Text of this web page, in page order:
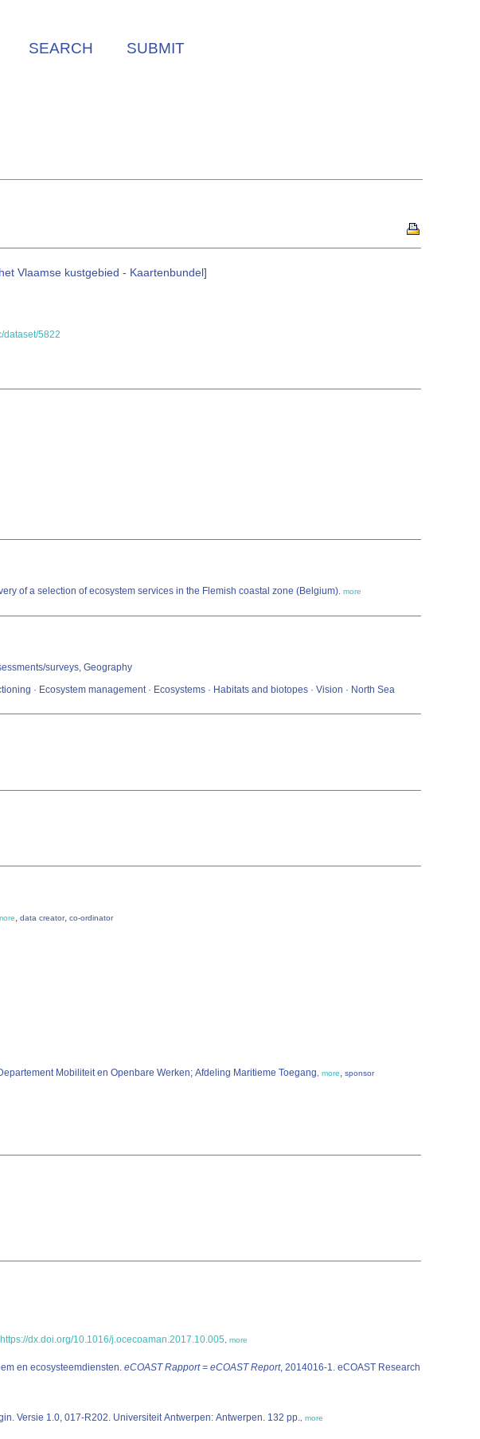
SEARCH SUBMIT
Vlaamse kustgebied - Kaartenbundel]
dataset/5822
of a selection of ecosystem services in the Flemish coastal zone (Belgium). more
surveys, Geography
· Ecosystem management · Ecosystems · Habitats and biotopes · Vision · North Sea
, data creator, co-ordinator
Mobiliteit en Openbare Werken; Afdeling Maritieme Toegang more, sponsor
https://dx.doi.org/10.1016/j.ocecoaman.2017.10.005 more
en ecosysteemdiensten. eCOAST Rapport = eCOAST Report, 2014016-1. eCOAST Research
(2017). ECOPLAN-SE: Ruimtelijke analyse van ecosysteemdiensten in Vlaanderen, een Q-GIS plugin. Versie 1.0, 017-R202. Universiteit Antwerpen: Antwerpen. 132 pp. more